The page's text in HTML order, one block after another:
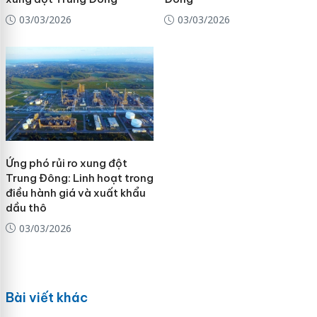
03/03/2026
03/03/2026
Ứng phó rủi ro xung đột
Trung Đông: Linh hoạt trong
điều hành giá và xuất khẩu
dầu thô
03/03/2026
Bài viết khác